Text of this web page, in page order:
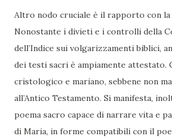
Altro nodo cruciale è il rapporto con
Nonostante i divieti e i controlli della
dell’Indice sui volgarizzamenti biblici,
dei testi sacri è ampiamente attestato.
cristologico e mariano, sebbene non
all’Antico Testamento. Si manifesta,
poema sacro capace di narrare vita e
di Maria, in forme compatibili con il